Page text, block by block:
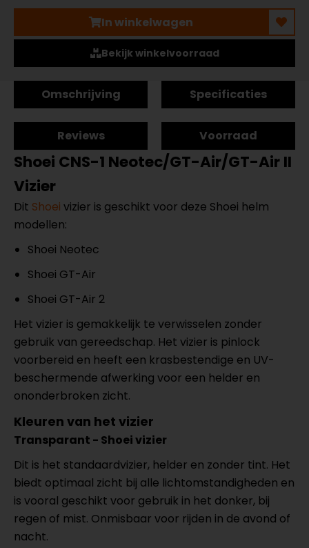
In winkelwagen
Bekijk winkelvoorraad
Omschrijving Specificaties
Reviews Voorraad
Shoei CNS-1 Neotec/GT-Air/GT-Air II
Vizier
Dit Shoei vizier is geschikt voor deze Shoei helm
modellen:
Shoei Neotec
Shoei GT-Air
Shoei GT-Air 2
Het vizier is gemakkelijk te verwisselen zonder
gebruik van gereedschap. Het vizier is pinlock
voorbereid en heeft een krasbestendige en UV-
beschermende afwerking voor een helder en
ononderbroken zicht.
Kleuren van het vizier
Transparant - Shoei vizier
Dit is het standaardvizier, helder en zonder tint. Het
biedt optimaal zicht bij alle lichtomstandigheden en
is vooral geschikt voor gebruik in het donker, bij
regen of mist. Onmisbaar voor rijden in de avond of
nacht.